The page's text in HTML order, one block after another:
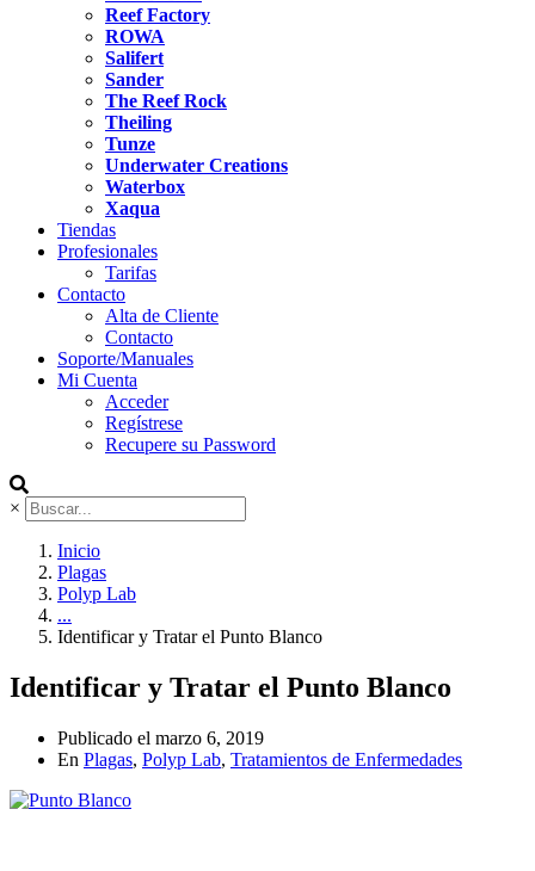
Reef Factory
ROWA
Salifert
Sander
The Reef Rock
Theiling
Tunze
Underwater Creations
Waterbox
Xaqua
Tiendas
Profesionales
Tarifas
Contacto
Alta de Cliente
Contacto
Soporte/Manuales
Mi Cuenta
Acceder
Regístrese
Recupere su Password
×
Inicio
Plagas
Polyp Lab
...
Identificar y Tratar el Punto Blanco
Identificar y Tratar el Punto Blanco
Publicado el marzo 6, 2019
En Plagas, Polyp Lab, Tratamientos de Enfermedades